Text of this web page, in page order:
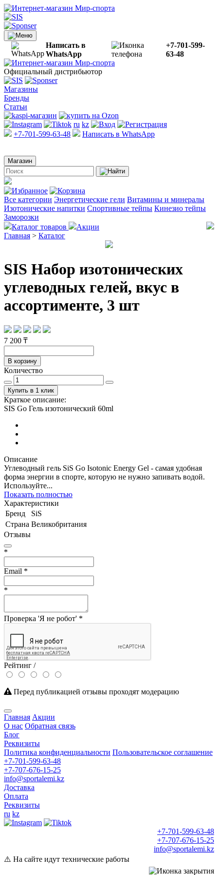
Написать в
WhatsApp
+7-701-599-
63-48
Официальный дистрибьютор
Магазины
Бренды
Статьи
ru kz
+7-701-599-63-48
Написать в WhatsApp
Магазин
Все категории Энергетические гели Витамины и минералы
Изотонические напитки Спортивные тейпы Кинезио тейпы
Заморозки
Каталог товаров
Акции
Главная > Каталог
SIS Набор изотонических
углеводных гелей, вкус в
ассортименте, 3 шт
7 200 ₸
В корзину
Количество
Купить в 1 клик
Краткое описание:
SIS Go Гель изотонический 60ml
Описание
Углеводный гель SiS Go Isotonic Energy Gel - самая удобная
форма энергии в спорте, которую не нужно запивать водой.
Используйте...
Показать полностью
Характеристики
Бренд
SiS
Страна Великобритания
Отзывы
*
Email *
*
Проверка 'Я не робот' *
Рейтинг /
Перед публикацией отзывы проходят модерацию
Главная Акции
О нас Обратная связь
Блог
Реквизиты
Политика конфиденциальности Пользовательское соглашение
+7-701-599-63-48
+7-707-676-15-25
info@sportalemi.kz
Доставка
Оплата
Реквизиты
ru kz
+7-701-599-63-48
+7-707-676-15-25
info@sportalemi.kz
⚠️ На сайте идут технические работы